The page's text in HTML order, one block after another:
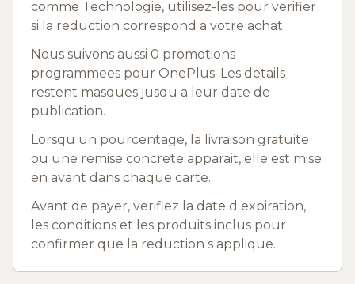
comme Technologie, utilisez-les pour verifier
si la reduction correspond a votre achat.
Nous suivons aussi 0 promotions
programmees pour OnePlus. Les details
restent masques jusqu a leur date de
publication.
Lorsqu un pourcentage, la livraison gratuite
ou une remise concrete apparait, elle est mise
en avant dans chaque carte.
Avant de payer, verifiez la date d expiration,
les conditions et les produits inclus pour
confirmer que la reduction s applique.